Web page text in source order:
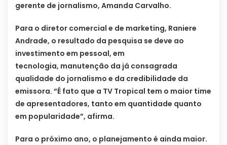
gerente de jornalismo, Amanda Carvalho.
Para o diretor comercial e de marketing, Raniere
Andrade, o resultado da pesquisa se deve ao
investimento em pessoal, em
tecnologia, manutenção da já consagrada
qualidade do jornalismo e da credibilidade da
emissora. “É fato que a TV Tropical tem o maior time
de apresentadores, tanto em quantidade quanto
em popularidade”, afirma.
Para o próximo ano, o planejamento é ainda maior.